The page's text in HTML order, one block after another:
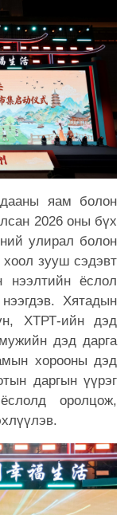
яам болон
2026 оны бүх
улирал болон
зууш сэдэвт
нээлтийн ёслол
Хятадын
ХТРТ-ийн дэд
дэд дарга
хорооны дэд
даргын үүрэг
оролцож,